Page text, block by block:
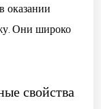
оказании
Они широко
свойства